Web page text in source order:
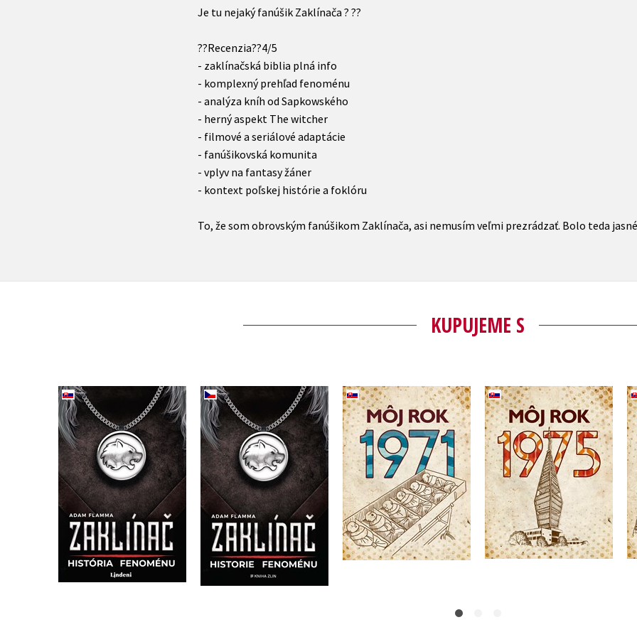
Je tu nejaký fanúšik Zaklínača ? ??
??Recenzia??4/5
- zaklínačská biblia plná info
- komplexný prehľad fenoménu
- analýza kníh od Sapkowského
- herný aspekt The witcher
- filmové a seriálové adaptácie
- fanúšikovská komunita
- vplyv na fantasy žáner
- kontext poľskej histórie a foklóru
KUPUJEME S
Zaklínač. História
fenoménu (2. akosť)
Adam Flamma
Do košíka
17,95 €
Zaklínač – historie
fenoménu
Adam Flamma
Do košíka
27,12 €
Môj rok 1971
Silvia Vnenková
,
Martin Ježek
,
Miloslava Podmajerská
Do košíka
14,02 €
Môj rok 1975
Silvia Vnenková
,
Martina Rybičková
,
Laura Pacherová
Do košíka
14,02 €